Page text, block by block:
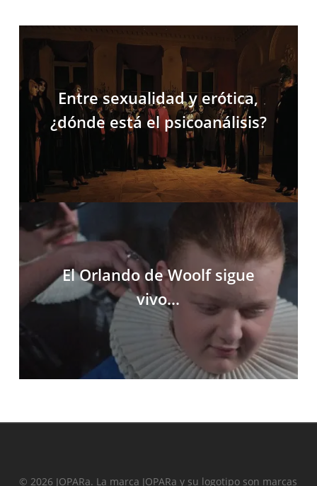
Entre sexualidad y erótica,
¿dónde está el psicoanálisis?
El Orlando de Woolf sigue
vivo...
© 2026 JOPARa. La marca JOPARa y su logotipo son marcas